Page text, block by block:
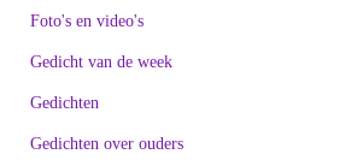
Foto's en video's
Gedicht van de week
Gedichten
Gedichten over ouders